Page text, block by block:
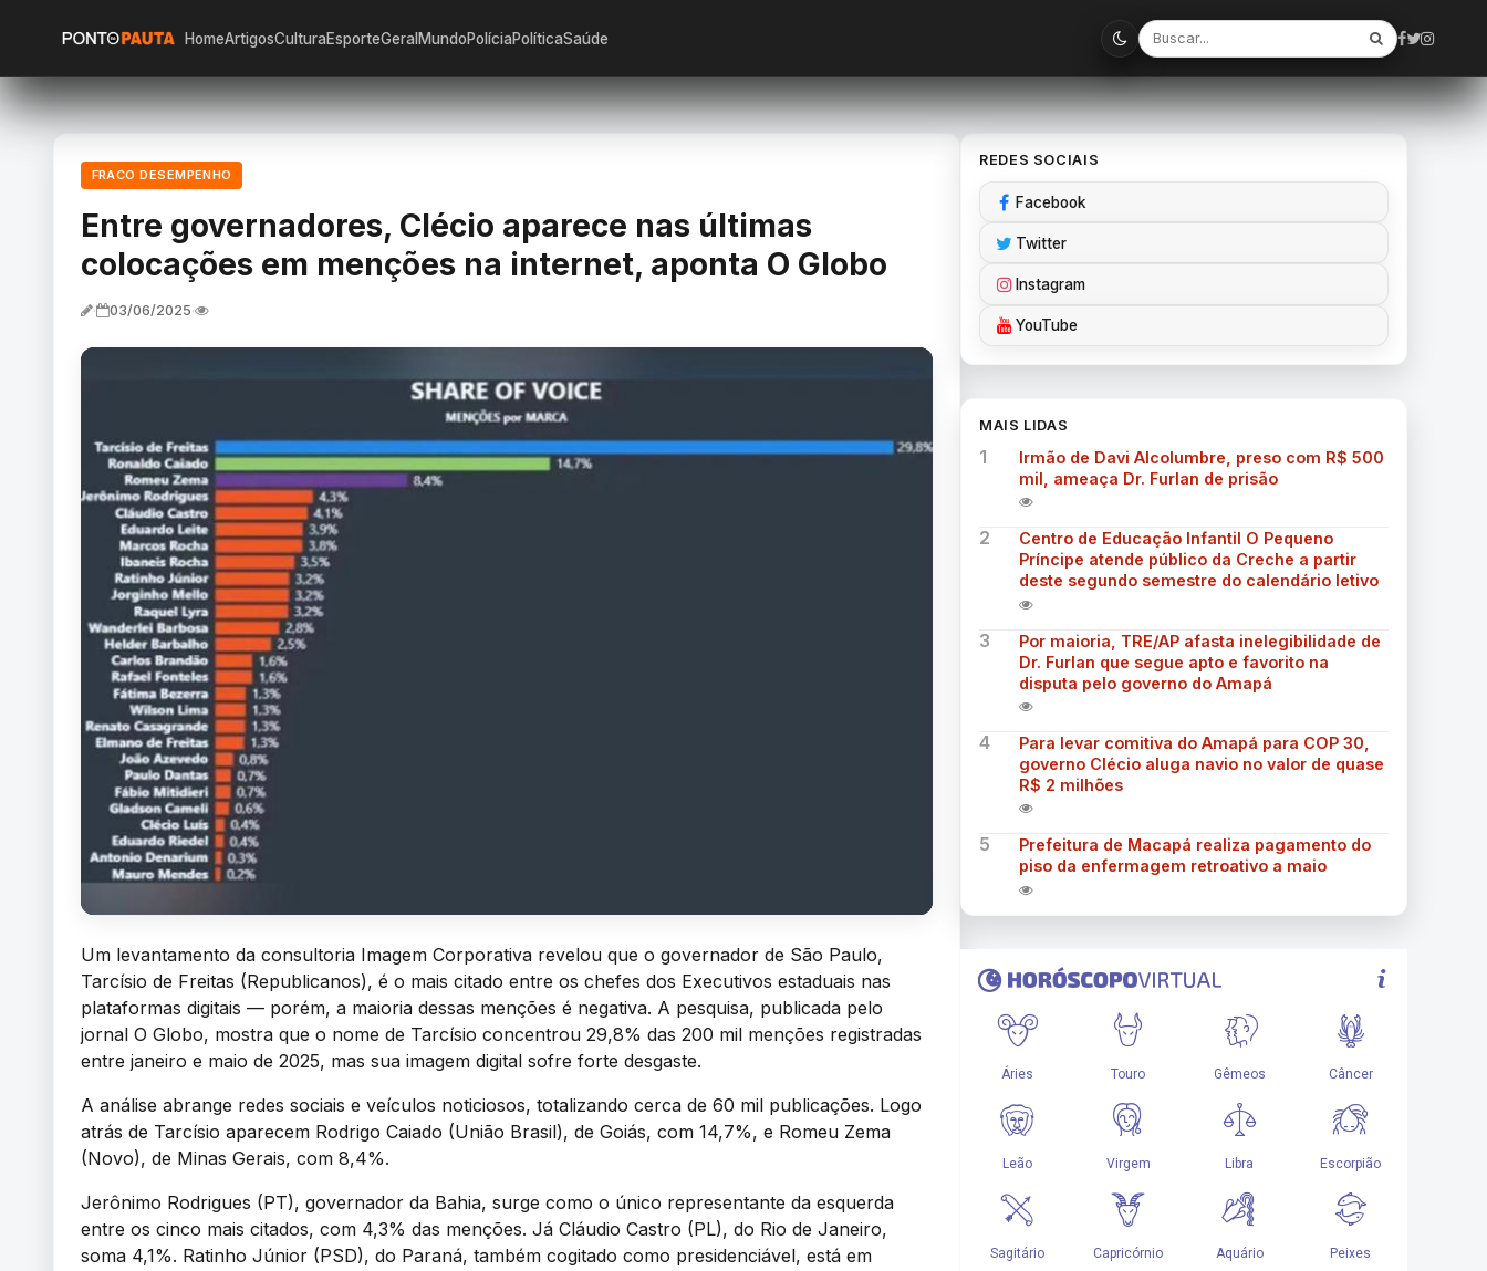
HomeArtigosCulturaEsporteGeralMundoPolíciaPolíticaSaúde
FRACO DESEMPENHO
Entre governadores, Clécio aparece nas últimas
colocações em menções na internet, aponta O Globo
· 03/06/2025·
Um levantamento da consultoria Imagem Corporativa revelou que o governador de São Paulo,
Tarcísio de Freitas (Republicanos), é o mais citado entre os chefes dos Executivos estaduais nas
plataformas digitais — porém, a maioria dessas menções é negativa. A pesquisa, publicada pelo
jornal O Globo, mostra que o nome de Tarcísio concentrou 29,8% das 200 mil menções registradas
entre janeiro e maio de 2025, mas sua imagem digital sofre forte desgaste.
A análise abrange redes sociais e veículos noticiosos, totalizando cerca de 60 mil publicações. Logo
atrás de Tarcísio aparecem Rodrigo Caiado (União Brasil), de Goiás, com 14,7%, e Romeu Zema
(Novo), de Minas Gerais, com 8,4%.
Jerônimo Rodrigues (PT), governador da Bahia, surge como o único representante da esquerda
entre os cinco mais citados, com 4,3% das menções. Já Cláudio Castro (PL), do Rio de Janeiro,
soma 4,1%. Ratinho Júnior (PSD), do Paraná, também cogitado como presidenciável, está em
REDES SOCIAIS
Facebook
Twitter
Instagram
YouTube
MAIS LIDAS
1
Irmão de Davi Alcolumbre, preso com R$ 500
mil, ameaça Dr. Furlan de prisão
2
Centro de Educação Infantil O Pequeno
Príncipe atende público da Creche a partir
deste segundo semestre do calendário letivo
3
Por maioria, TRE/AP afasta inelegibilidade de
Dr. Furlan que segue apto e favorito na
disputa pelo governo do Amapá
4
Para levar comitiva do Amapá para COP 30,
governo Clécio aluga navio no valor de quase
R$ 2 milhões
5
Prefeitura de Macapá realiza pagamento do
piso da enfermagem retroativo a maio